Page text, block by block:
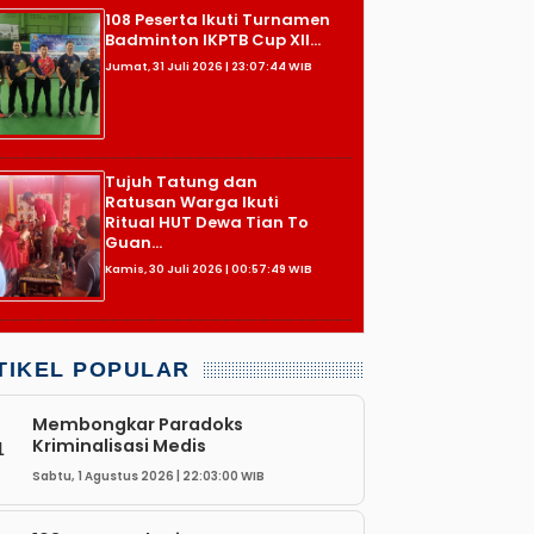
108 Peserta Ikuti Turnamen
Badminton IKPTB Cup XII...
Jumat, 31 Juli 2026 | 23:07:44 WIB
Tujuh Tatung dan
Ratusan Warga Ikuti
Ritual HUT Dewa Tian To
Guan...
Kamis, 30 Juli 2026 | 00:57:49 WIB
POPULAR
Membongkar Paradoks
Kriminalisasi Medis
Sabtu, 1 Agustus 2026 | 22:03:00 WIB